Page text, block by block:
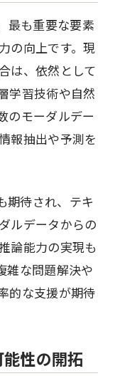
最も重要な要素
の向上です。現
は、依然として
学習技術や自然
のモーダルデー
報抽出や予測を
期待され、テキ
ルデータからの
論能力の実現も
雑な問題解決や
的な支援が期待
性の開拓